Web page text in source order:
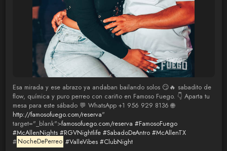
Esa mirada y ese abrazo ya andaban bailando solos 😏🔥 sabadito de
flow, química y puro perreo con cariño en Famoso Fuego. 👇 Aparta tu
mesa para este sábado 💬 WhatsApp +1 956 929 8136 🌐
http://famosofuego.com/reserva"
target="_blank">famosofuego.com/reserva #FamosoFuego
#McAllenNights #RGVNightlife #SabadoDeAntro #McAllenTX
# NocheDePerreo #ValleVibes #ClubNight